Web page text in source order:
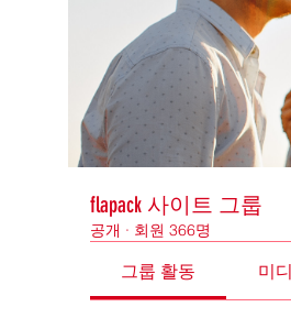
flapack 사이트 그룹
공개 · 회원 366명
그룹 활동 미